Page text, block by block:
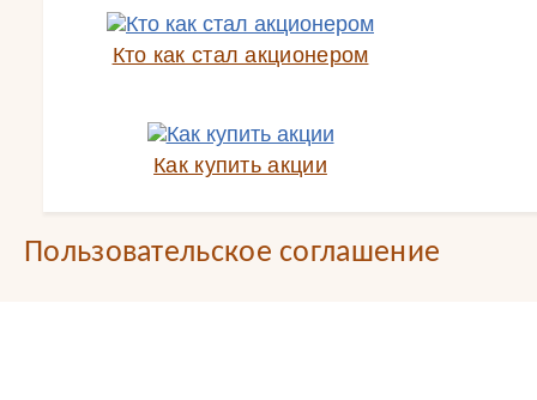
Кто как стал акционером
Как купить акции
Пользовательское соглашение